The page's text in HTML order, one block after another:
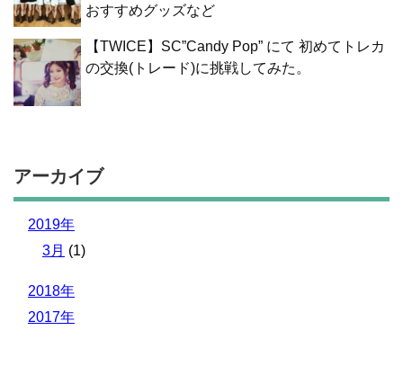
おすすめグッズなど
【TWICE】SC”Candy Pop” にて 初めてトレカ
の交換(トレード)に挑戦してみた。
アーカイブ
2019年
3月 (1)
2018年
2017年